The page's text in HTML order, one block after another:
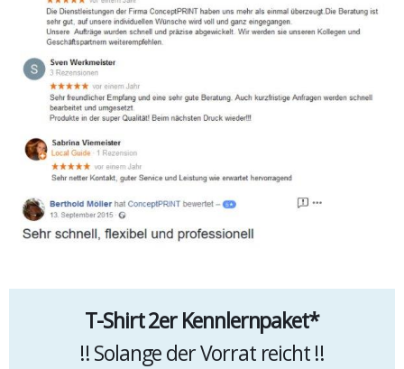
T-Shirt 2er Kennlernpaket*
​!! Solange der Vorrat reicht !!